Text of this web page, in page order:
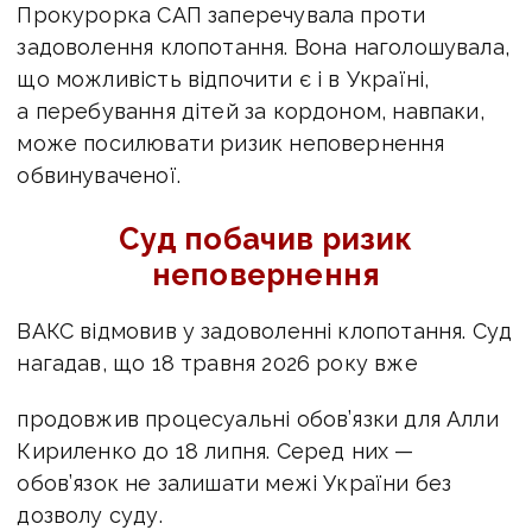
Прокурорка САП заперечувала проти
задоволення клопотання. Вона наголошувала,
що можливість відпочити є і в Україні,
а перебування дітей за кордоном, навпаки,
може посилювати ризик неповернення
обвинуваченої.
Суд побачив ризик
неповернення
ВАКС відмовив у задоволенні клопотання. Суд
нагадав, що 18 травня 2026 року вже
продовжив процесуальні обов’язки для Алли
Кириленко до 18 липня. Серед них —
обов’язок не залишати межі України без
дозволу суду.